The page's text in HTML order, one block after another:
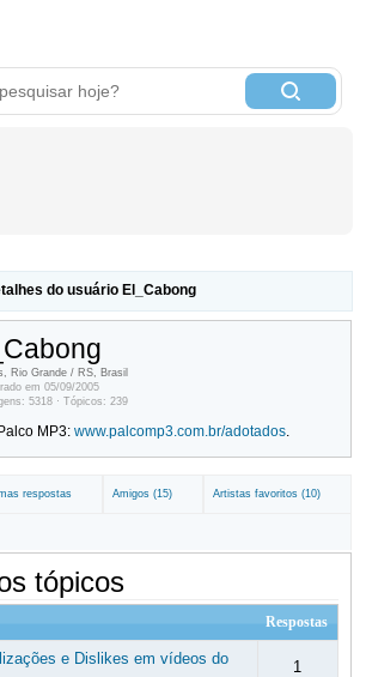
do usuário El_Cabong
Rio Grande / RS, Brasil
em 05/09/2005
5318 · Tópicos: 239
MP3: www.palcomp3.com.br/adotados.
respostas Amigos (15) Artistas favoritos (10)
tópicos
Respostas
e Dislikes em vídeos do
1